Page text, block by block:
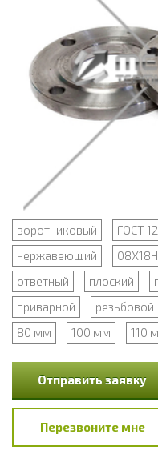
воротниковый ГОСТ
нержавеющий
ответный
плоский
приварной
резьбовой
80 мм
100 мм 110
Отправить заявку
Перезвоните мне